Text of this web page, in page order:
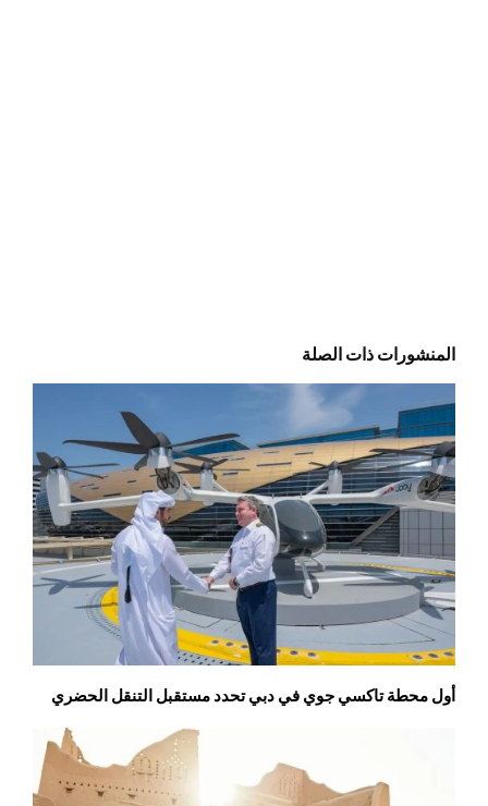
المنشورات ذات الصلة
أول محطة تاكسي جوي في دبي تحدد مستقبل التنقل الحضري